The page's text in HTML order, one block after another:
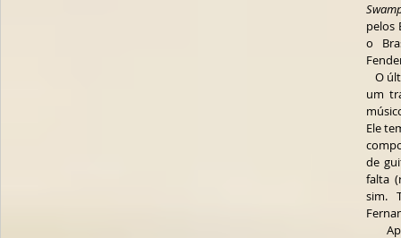
pelos
o
O
um
Ele
de
falta
sim.